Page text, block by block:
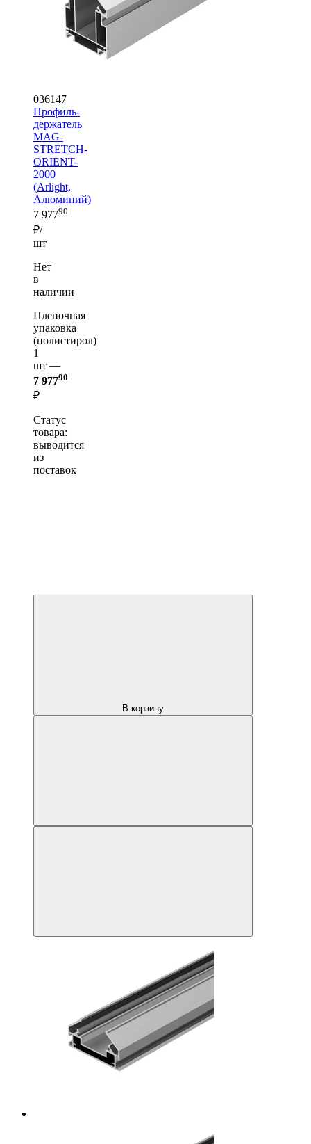
036147
Профиль-
держатель
MAG-
STRETCH-
ORIENT-
2000
(Arlight,
Алюминий)
7 97790
₽/
шт
Нет
в
наличии
Пленочная
упаковка
(полистирол)
1
шт —
7 97790
₽
Статус
товара:
выводится
из
поставок
В корзину